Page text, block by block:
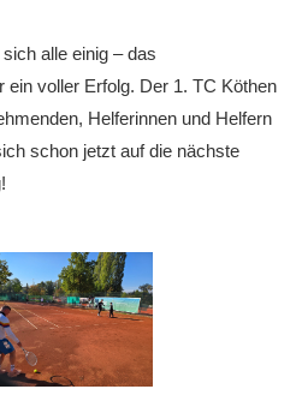
Bitterfeld Kinder und
alle einig – das
ein voller Erfolg. Der 1. TC Köthen
Helferinnen und Helfern
schon jetzt auf die nächste